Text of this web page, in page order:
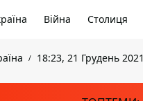
Війна Столиця
18:23, 21 Грудень 2021